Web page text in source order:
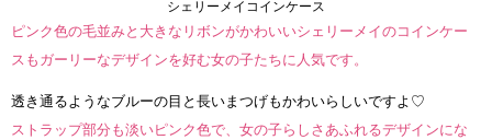
シェリーメイコインケース
ピンク色の毛並みと大きなリボンがかわいいシェリーメイのコインケー
スもガーリーなデザインを好む女の子たちに人気です。
透き通るようなブルーの目と長いまつげもかわいらしいですよ♡
ストラップ部分も淡いピンク色で、女の子らしさあふれるデザインにな